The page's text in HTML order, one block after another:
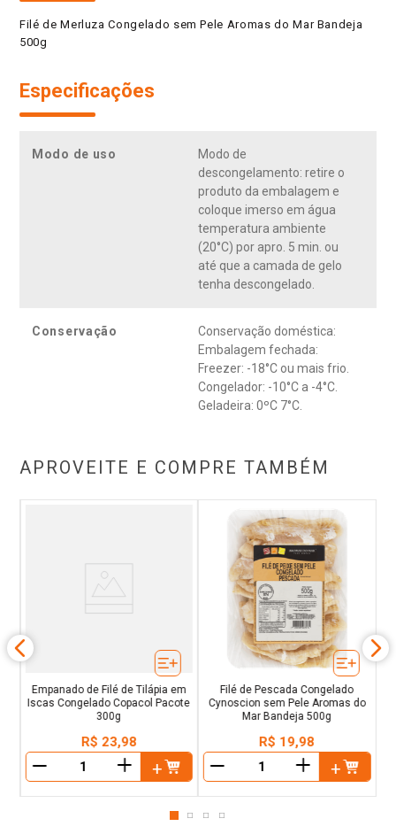
Filé de Merluza Congelado sem Pele Aromas do Mar Bandeja
500g
Especificações
Modo de uso
Modo de
descongelamento: retire o
produto da embalagem e
coloque imerso em água
temperatura ambiente
(20°C) por apro. 5 min. ou
até que a camada de gelo
tenha descongelado.
Conservação
Conservação doméstica:
Embalagem fechada:
Freezer: -18°C ou mais frio.
Congelador: -10°C a -4°C.
Geladeira: 0ºC 7°C.
APROVEITE E COMPRE TAMBÉM
Empanado de Filé de Tilápia em
Iscas Congelado Copacol Pacote
300g
R$ 23,98
＋
Filé de Pescada Congelado
Cynoscion sem Pele Aromas do
Mar Bandeja 500g
R$ 19,98
＋